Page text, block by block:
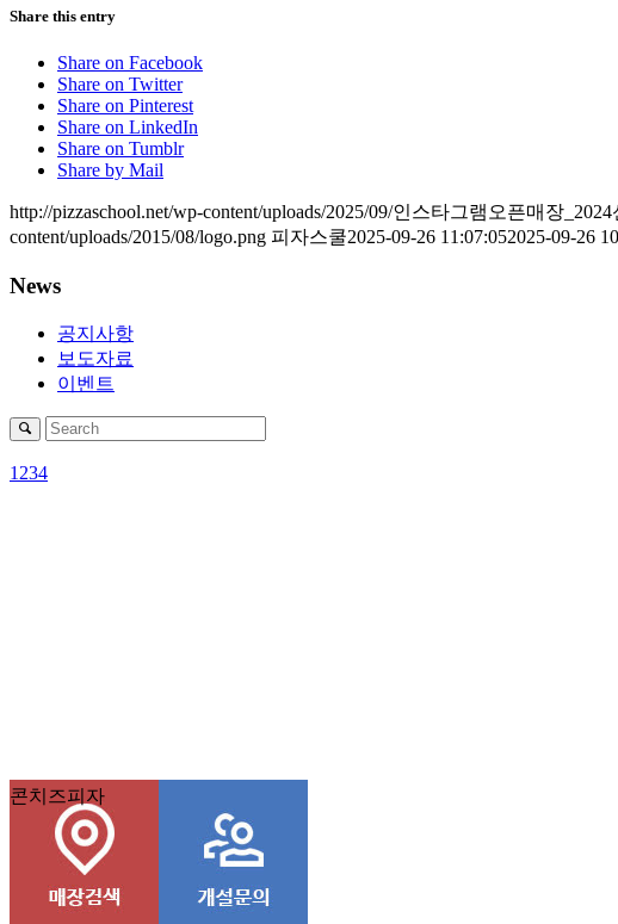
Share this entry
Share on Facebook
Share on Twitter
Share on Pinterest
Share on LinkedIn
Share on Tumblr
Share by Mail
http://pizzaschool.net/wp-content/uploads/2025/09/인스타그램오픈매장
content/uploads/2015/08/logo.png 피자스쿨2025-09-26 11:07:052025-09-26
News
공지사항
보도자료
이벤트
1 234
콘치즈피자